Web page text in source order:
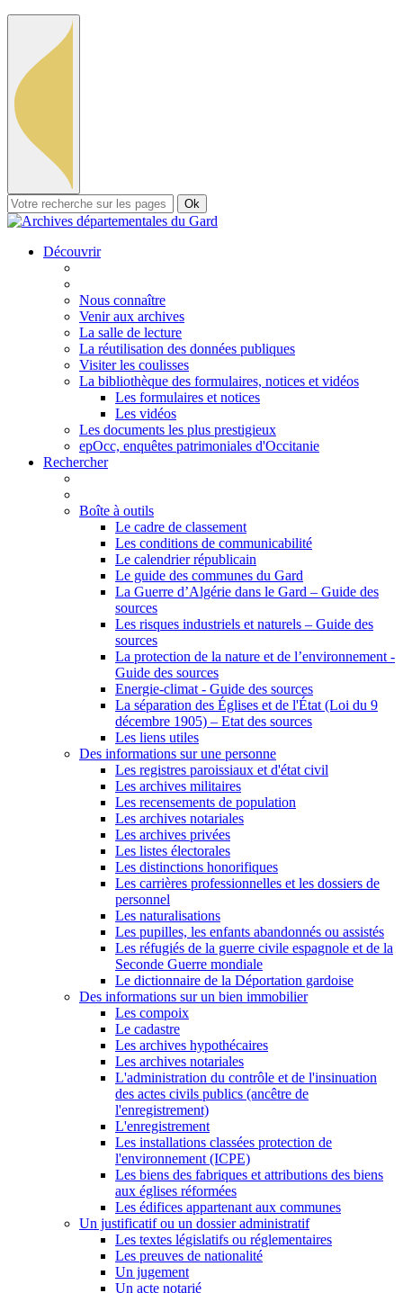
Ok
Découvrir
Nous connaître
Venir aux archives
La salle de lecture
La réutilisation des données publiques
Visiter les coulisses
La bibliothèque des formulaires, notices et vidéos
Les formulaires et notices
Les vidéos
Les documents les plus prestigieux
epOcc, enquêtes patrimoniales d'Occitanie
Rechercher
Boîte à outils
Le cadre de classement
Les conditions de communicabilité
Le calendrier républicain
Le guide des communes du Gard
La Guerre d’Algérie dans le Gard – Guide des
sources
Les risques industriels et naturels – Guide des
sources
La protection de la nature et de l’environnement -
Guide des sources
Energie-climat - Guide des sources
La séparation des Églises et de l'État (Loi du 9
décembre 1905) – Etat des sources
Les liens utiles
Des informations sur une personne
Les registres paroissiaux et d'état civil
Les archives militaires
Les recensements de population
Les archives notariales
Les archives privées
Les listes électorales
Les distinctions honorifiques
Les carrières professionnelles et les dossiers de
personnel
Les naturalisations
Les pupilles, les enfants abandonnés ou assistés
Les réfugiés de la guerre civile espagnole et de la
Seconde Guerre mondiale
Le dictionnaire de la Déportation gardoise
Des informations sur un bien immobilier
Les compoix
Le cadastre
Les archives hypothécaires
Les archives notariales
L'administration du contrôle et de l'insinuation
des actes civils publics (ancêtre de
l'enregistrement)
L'enregistrement
Les installations classées protection de
l'environnement (ICPE)
Les biens des fabriques et attributions des biens
aux églises réformées
Les édifices appartenant aux communes
Un justificatif ou un dossier administratif
Les textes législatifs ou réglementaires
Les preuves de nationalité
Un jugement
Un acte notarié